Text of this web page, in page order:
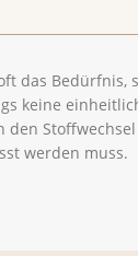
an
das Bedürfnis,
keine
werden muss.